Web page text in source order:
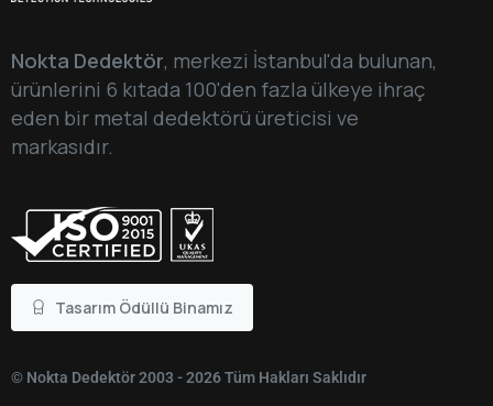
Nokta Dedektör, merkezi İstanbul'da bulunan,
ürünlerini 6 kıtada 100'den fazla ülkeye ihraç
eden bir metal dedektörü üreticisi ve
markasıdır.
Tasarım Ödüllü Binamız
© Nokta Dedektör 2003 - 2026 Tüm Hakları Saklıdır